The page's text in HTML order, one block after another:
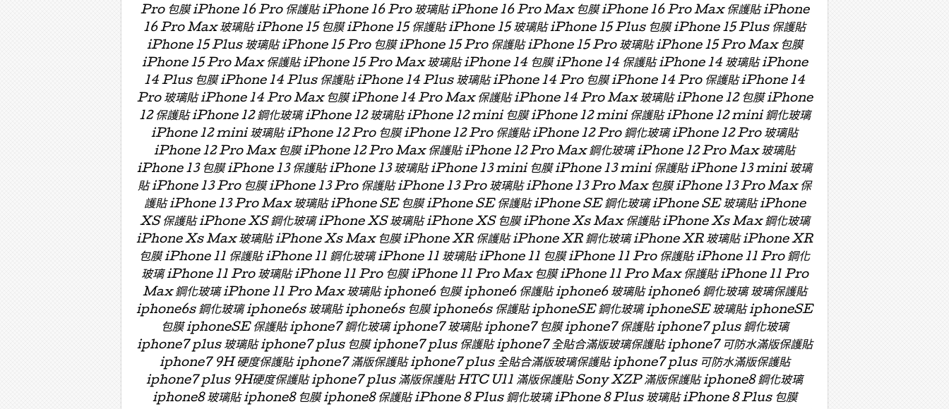
Pro 包膜 iPhone 16 Pro 保護貼 iPhone 16 Pro 玻璃貼 iPhone 16 Pro Max 包膜 iPhone 16 Pro Max 保護貼 iPhone
16 Pro Max 玻璃貼 iPhone 15 包膜 iPhone 15 保護貼 iPhone 15 玻璃貼 iPhone 15 Plus 包膜 iPhone 15 Plus 保護貼
iPhone 15 Plus 玻璃貼 iPhone 15 Pro 包膜 iPhone 15 Pro 保護貼 iPhone 15 Pro 玻璃貼 iPhone 15 Pro Max 包膜
iPhone 15 Pro Max 保護貼 iPhone 15 Pro Max 玻璃貼 iPhone 14 包膜 iPhone 14 保護貼 iPhone 14 玻璃貼 iPhone
14 Plus 包膜 iPhone 14 Plus 保護貼 iPhone 14 Plus 玻璃貼 iPhone 14 Pro 包膜 iPhone 14 Pro 保護貼 iPhone 14
Pro 玻璃貼 iPhone 14 Pro Max 包膜 iPhone 14 Pro Max 保護貼 iPhone 14 Pro Max 玻璃貼 iPhone 12 包膜 iPhone
12 保護貼 iPhone 12 鋼化玻璃 iPhone 12 玻璃貼 iPhone 12 mini 包膜 iPhone 12 mini 保護貼 iPhone 12 mini 鋼化玻璃
iPhone 12 mini 玻璃貼 iPhone 12 Pro 包膜 iPhone 12 Pro 保護貼 iPhone 12 Pro 鋼化玻璃 iPhone 12 Pro 玻璃貼
iPhone 12 Pro Max 包膜 iPhone 12 Pro Max 保護貼 iPhone 12 Pro Max 鋼化玻璃 iPhone 12 Pro Max 玻璃貼
iPhone 13 包膜 iPhone 13 保護貼 iPhone 13 玻璃貼 iPhone 13 mini 包膜 iPhone 13 mini 保護貼 iPhone 13 mini 玻璃
貼 iPhone 13 Pro 包膜 iPhone 13 Pro 保護貼 iPhone 13 Pro 玻璃貼 iPhone 13 Pro Max 包膜 iPhone 13 Pro Max 保
護貼 iPhone 13 Pro Max 玻璃貼 iPhone SE 包膜 iPhone SE 保護貼 iPhone SE 鋼化玻璃 iPhone SE 玻璃貼 iPhone
XS 保護貼 iPhone XS 鋼化玻璃 iPhone XS 玻璃貼 iPhone XS 包膜 iPhone Xs Max 保護貼 iPhone Xs Max 鋼化玻璃
iPhone Xs Max 玻璃貼 iPhone Xs Max 包膜 iPhone XR 保護貼 iPhone XR 鋼化玻璃 iPhone XR 玻璃貼 iPhone XR
包膜 iPhone 11 保護貼 iPhone 11 鋼化玻璃 iPhone 11 玻璃貼 iPhone 11 包膜 iPhone 11 Pro 保護貼 iPhone 11 Pro 鋼化
玻璃 iPhone 11 Pro 玻璃貼 iPhone 11 Pro 包膜 iPhone 11 Pro Max 包膜 iPhone 11 Pro Max 保護貼 iPhone 11 Pro
Max 鋼化玻璃 iPhone 11 Pro Max 玻璃貼 iphone6 包膜 iphone6 保護貼 iphone6 玻璃貼 iphone6 鋼化玻璃 玻璃保護貼
iphone6s 鋼化玻璃 iphone6s 玻璃貼 iphone6s 包膜 iphone6s 保護貼 iphoneSE 鋼化玻璃 iphoneSE 玻璃貼 iphoneSE
包膜 iphoneSE 保護貼 iphone7 鋼化玻璃 iphone7 玻璃貼 iphone7 包膜 iphone7 保護貼 iphone7 plus 鋼化玻璃
iphone7 plus 玻璃貼 iphone7 plus 包膜 iphone7 plus 保護貼 iphone7 全貼合滿版玻璃保護貼 iphone7 可防水滿版保護貼
iphone7 9H 硬度保護貼 iphone7 滿版保護貼 iphone7 plus 全貼合滿版玻璃保護貼 iphone7 plus 可防水滿版保護貼
iphone7 plus 9H硬度保護貼 iphone7 plus 滿版保護貼 HTC U11 滿版保護貼 Sony XZP 滿版保護貼 iphone8 鋼化玻璃
iphone8 玻璃貼 iphone8 包膜 iphone8 保護貼 iPhone 8 Plus 鋼化玻璃 iPhone 8 Plus 玻璃貼 iPhone 8 Plus 包膜